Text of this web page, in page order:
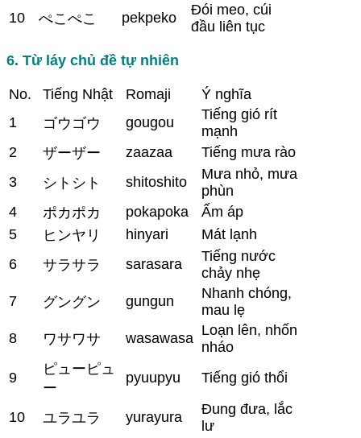
10
ぺこぺこ pekpeko
Đói meo, cúi
đầu liên tục
6. Từ láy chủ đề tự nhiên
No. Tiếng Nhật Romaji
Ý nghĩa
1
ゴウゴウ gougou
Tiếng gió rít
mạnh
2
ザーザー zaazaa
Tiếng mưa rào
3
シトシト shitoshito
Mưa nhỏ, mưa
phùn
4
ポカポカ pokapoka
Ấm áp
5
ヒンヤリ hinyari
Mát lạnh
6
サラサラ sarasara
Tiếng nước
chảy nhẹ
7
グングン gungun
Nhanh chóng,
mau lẹ
8
ワサワサ wasawasa Loạn lên, nhốn
nháo
9
ピューピュ
ー
pyuupyu Tiếng gió thổi
10 ユラユラ yurayura
Đung đưa, lắc
lư